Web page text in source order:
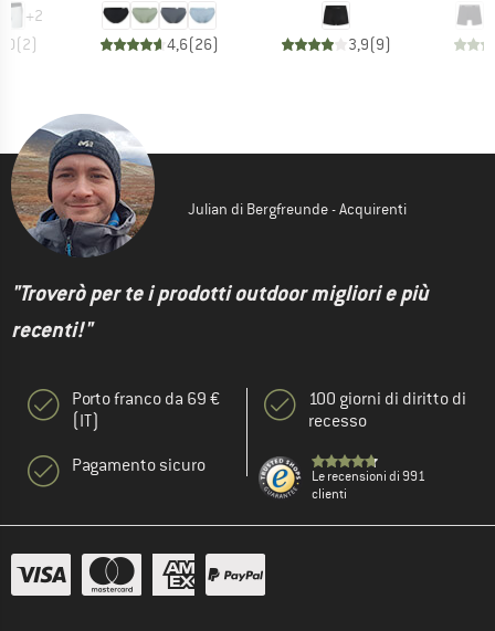
+2
(2) 4,6(26) 3,9(9)
Julian di Bergfreunde - Acquirenti
"Troverò per te i prodotti outdoor migliori e più
recenti!"
Porto franco da 69 €
(IT)
Pagamento sicuro
100 giorni di diritto di
recesso
Le recensioni di 991
clienti